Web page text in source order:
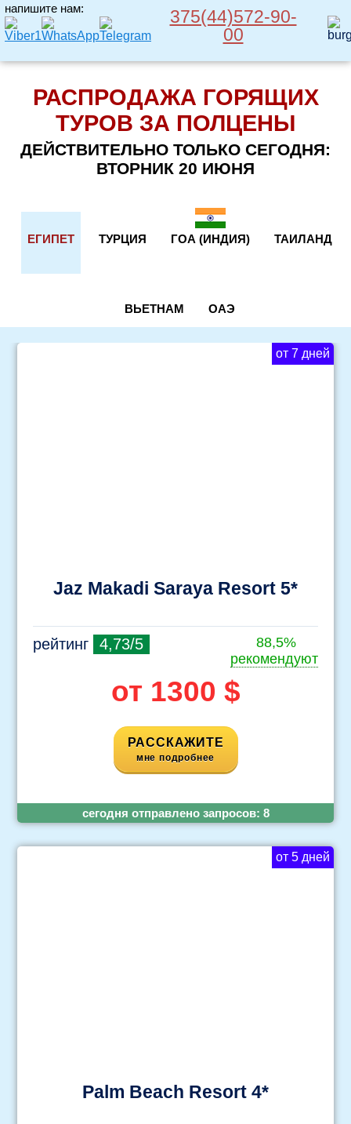
напишите нам:
375(44)572-90-
00
РАСПРОДАЖА ГОРЯЩИХ
ТУРОВ ЗА ПОЛЦЕНЫ
ДЕЙСТВИТЕЛЬНО ТОЛЬКО СЕГОДНЯ:
ВТОРНИК 20 ИЮНЯ
ЕГИПЕТ ТУРЦИЯ ГОА (ИНДИЯ) ТАИЛАНД
ВЬЕТНАМ ОАЭ
от 7 дней
Jaz Makadi Saraya Resort 5*
рейтинг 4,73/5
88,5%
рекомендуют
от 1300 $
РАССКАЖИТЕ
мне подробнее
cегодня отправлено запросов: 8
от 5 дней
Palm Beach Resort 4*